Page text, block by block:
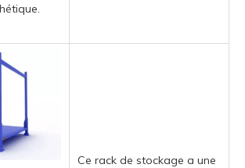
Ce rack de stockage a une